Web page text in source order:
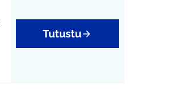
Tutustu